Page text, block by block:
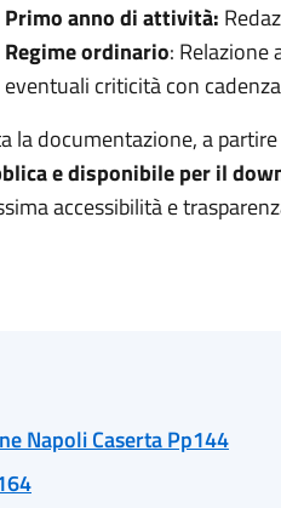
Primo anno di attività:
Regime ordinario: Relazione
eventuali criticità con
la documentazione, a
e disponibile per il
accessibilità e
Napoli Caserta Pp144